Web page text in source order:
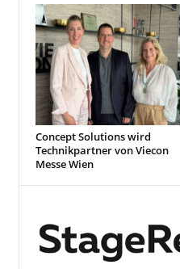
Concept Solutions wird
Technikpartner von Viecon
Messe Wien